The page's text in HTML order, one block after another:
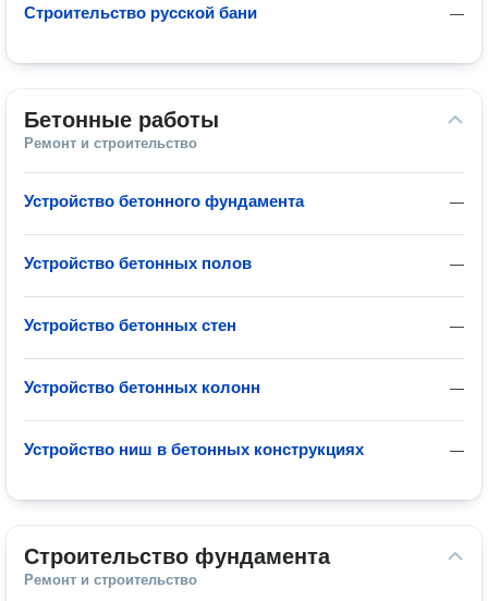
—
Строительство русской бани
Бетонные работы
Ремонт и строительство
—
Устройство бетонного фундамента
—
Устройство бетонных полов
—
Устройство бетонных стен
—
Устройство бетонных колонн
—
Устройство ниш в бетонных конструкциях
Строительство фундамента
Ремонт и строительство